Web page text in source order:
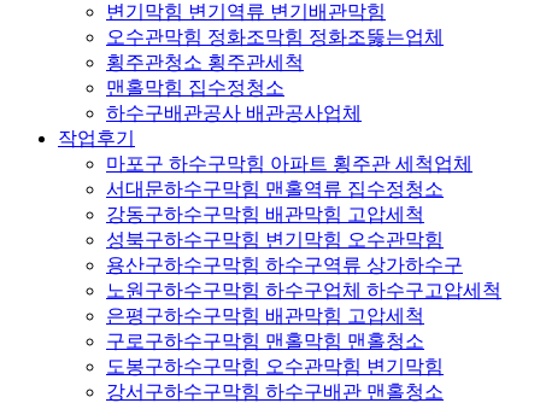
변기막힘 변기역류 변기배관막힘
오수관막힘 정화조막힘 정화조뚫는업체
횡주관청소 횡주관세척
맨홀막힘 집수정청소
하수구배관공사 배관공사업체
작업후기
마포구 하수구막힘 아파트 횡주관 세척업체
서대문하수구막힘 맨홀역류 집수정청소
강동구하수구막힘 배관막힘 고압세척
성북구하수구막힘 변기막힘 오수관막힘
용산구하수구막힘 하수구역류 상가하수구
노원구하수구막힘 하수구업체 하수구고압세척
은평구하수구막힘 배관막힘 고압세척
구로구하수구막힘 맨홀막힘 맨홀청소
도봉구하수구막힘 오수관막힘 변기막힘
강서구하수구막힘 하수구배관 맨홀청소